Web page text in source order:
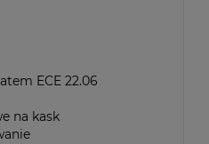
ECE 22.06
na kask